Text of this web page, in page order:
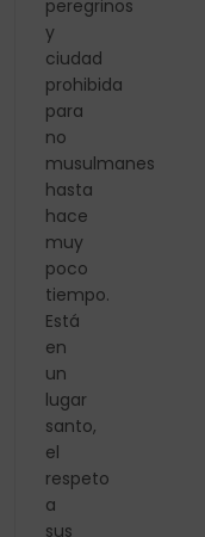
peregrinos
y
ciudad
prohibida
para
no
musulmanes
hasta
hace
muy
poco
tiempo.
Está
en
un
lugar
santo,
el
respeto
a
sus